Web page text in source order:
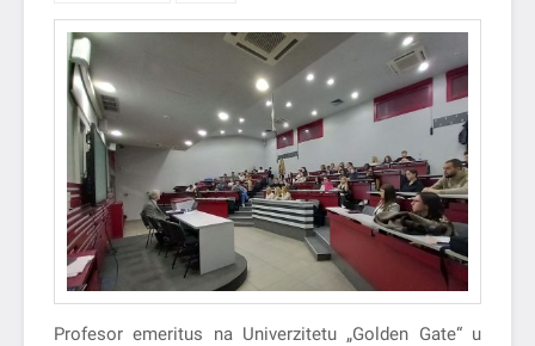
Profesor emeritus na Univerzitetu „Golden Gate“ u